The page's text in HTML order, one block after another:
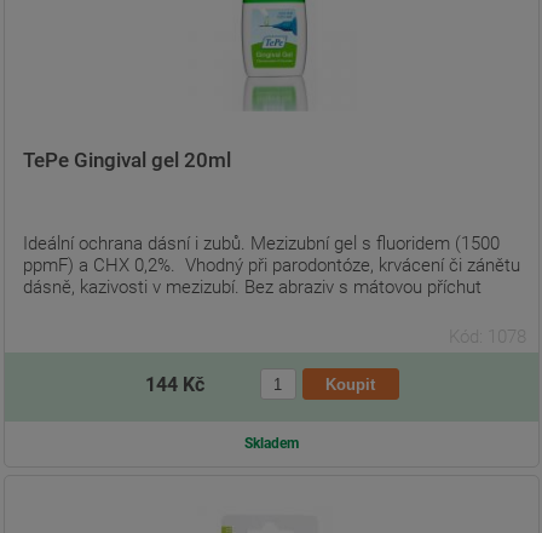
TePe Gingival gel 20ml
Ideální ochrana dásní i zubů. Mezizubní gel s fluoridem (1500
ppmF) a CHX 0,2%. Vhodný při parodontóze, krvácení či zánětu
dásně, kazivosti v mezizubí. Bez abraziv s mátovou příchut
Kód: 1078
144 Kč
Skladem